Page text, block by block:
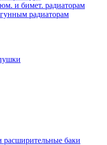
и бимет. радиаторам
радиаторам
расширительные баки